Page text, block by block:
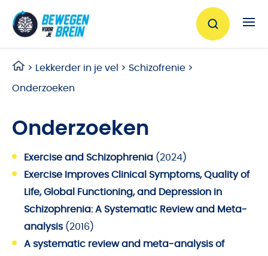
> Lekkerder in je vel > Schizofrenie >
Onderzoeken
Onderzoeken
Exercise and Schizophrenia (2024)
Exercise Improves Clinical Symptoms, Quality of
Life, Global Functioning, and Depression in
Schizophrenia: A Systematic Review and Meta-
analysis(2016)
A systematic review and meta-analysis of